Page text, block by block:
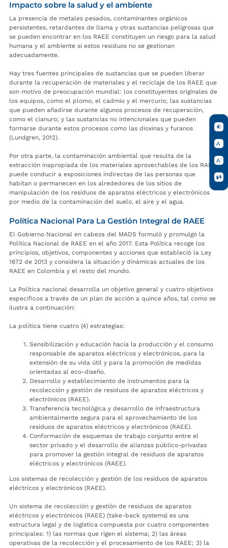
Impacto sobre la salud y el ambiente
La presencia de metales pesados, contaminantes orgánicos
persistentes, retardantes de llama y otras sustancias peligrosas que
se pueden encontrar en los RAEE constituyen un riesgo para la salud
humana y el ambiente si estos residuos no se gestionan
adecuadamente.
Hay tres fuentes principales de sustancias que se pueden liberar
durante la recuperación de materiales y el reciclaje de los RAEE que
son motivo de preocupación mundial: los constituyentes originales de
los equipos, como el plomo, el cadmio y el mercurio; las sustancias
que pueden añadirse durante algunos procesos de recuperación,
como el cianuro; y las sustancias no intencionales que pueden
formarse durante estos procesos como las dioxinas y furanos
(Lundgren, 2012).
Por otra parte, la contaminación ambiental que resulta de la
extracción inapropiada de los materiales aprovechables de los RAEE,
puede conducir a exposiciones indirectas de las personas que
habitan o permanecen en los alrededores de los sitios de
manipulación de los residuos de aparatos eléctricos y electrónicos
por medio de la contaminación del suelo, el aire y el agua.
Política Nacional Para La Gestión Integral de RAEE
El Gobierno Nacional en cabeza del MADS formuló y promulgó la
Política Nacional de RAEE en el año 2017. Esta Política recoge los
principios, objetivos, componentes y acciones que estableció la Ley
1672 de 2013 y considera la situación y dinámicas actuales de los
RAEE en Colombia y el resto del mundo.
La Política nacional desarrolla un objetivo general y cuatro objetivos
específicos a través de un plan de acción a quince años, tal como se
ilustra a continuación:
La política tiene cuatro (4) estrategias:
Sensibilización y educación hacia la producción y el consumo
responsable de aparatos eléctricos y electrónicos, para la
extensión de su vida útil y para la promoción de medidas
orientadas al eco-diseño.
Desarrollo y establecimiento de instrumentos para la
recolección y gestión de residuos de aparatos eléctricos y
electrónicos (RAEE).
Transferencia tecnológica y desarrollo de infraestructura
ambientalmente segura para el aprovechamiento de los
residuos de aparatos eléctricos y electrónicos (RAEE).
Conformación de esquemas de trabajo conjunto entre el
sector privado y el desarrollo de alianzas público-privadas
para promover la gestión integral de residuos de aparatos
eléctricos y electrónicos (RAEE).
Los sistemas de recolección y gestión de los residuos de aparatos
eléctricos y electrónicos (RAEE).
Un sistema de recolección y gestión de residuos de aparatos
eléctricos y electrónicos (RAEE) (take-back systems) es una
estructura legal y de logística compuesta por cuatro componentes
principales: 1) las normas que rigen el sistema; 2) las áreas
operativas de la recolección y el procesamiento de los RAEE; 3) la